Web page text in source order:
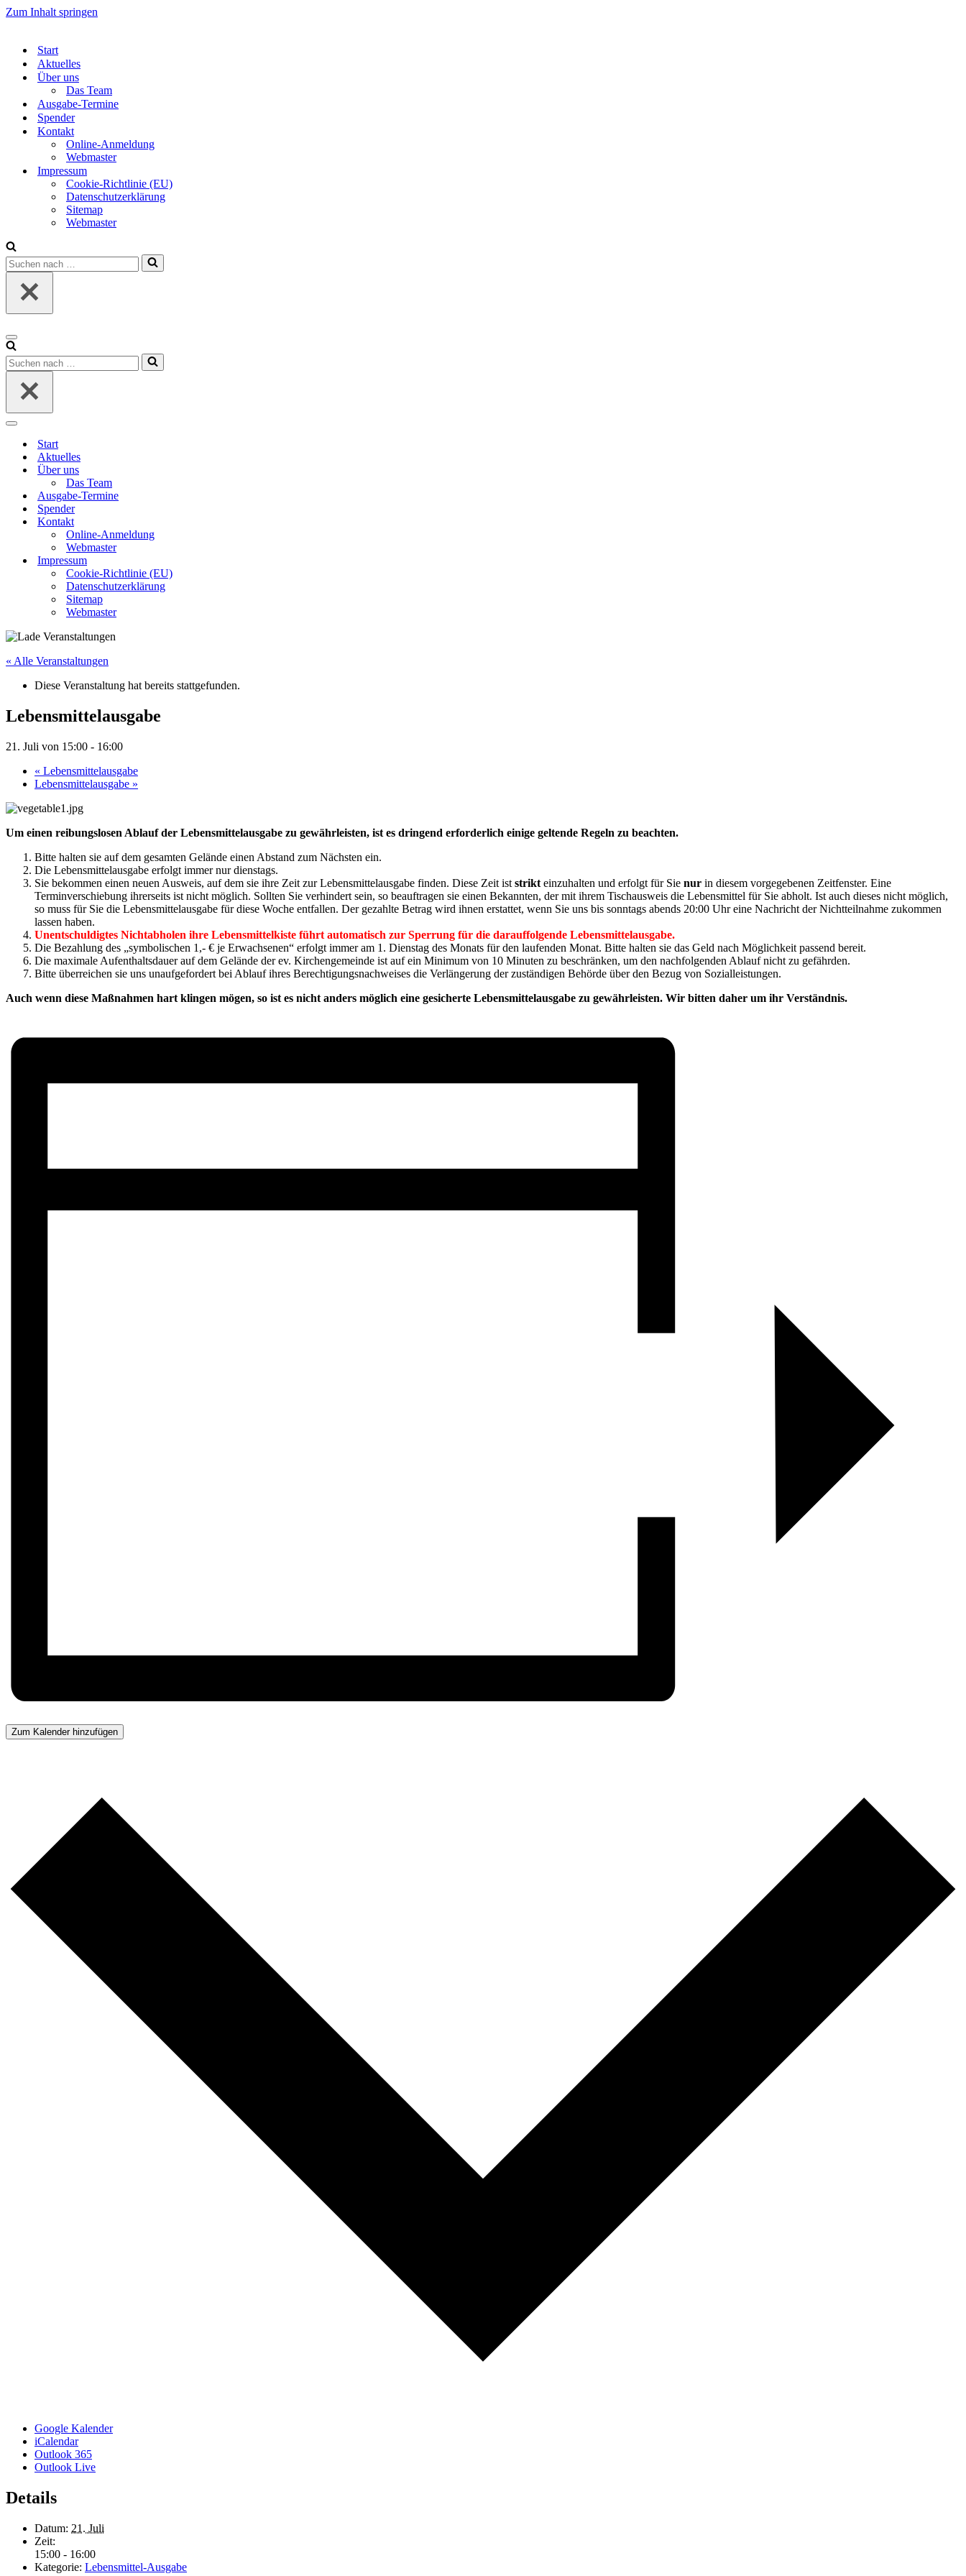
Zum Inhalt springen
Start
Aktuelles
Über uns
Das Team
Ausgabe-Termine
Spender
Kontakt
Online-Anmeldung
Webmaster
Impressum
Cookie-Richtlinie (EU)
Datenschutzerklärung
Sitemap
Webmaster
Suchen
nach …
Navigationsmenü
Suchen
nach …
Navigationsmenü
Start
Aktuelles
Über uns
Das Team
Ausgabe-Termine
Spender
Kontakt
Online-Anmeldung
Webmaster
Impressum
Cookie-Richtlinie (EU)
Datenschutzerklärung
Sitemap
Webmaster
« Alle Veranstaltungen
Diese Veranstaltung hat bereits stattgefunden.
Lebensmittelausgabe
21. Juli von 15:00 - 16:00
« Lebensmittelausgabe
Lebensmittelausgabe »
Um einen reibungslosen Ablauf der Lebensmittelausgabe zu gewährleisten, ist es dringend erforderlich einige geltende Regeln zu beachten.
Bitte halten sie auf dem gesamten Gelände einen Abstand zum Nächsten ein.
Die Lebensmittelausgabe erfolgt immer nur dienstags.
Sie bekommen einen neuen Ausweis, auf dem sie ihre Zeit zur Lebensmittelausgabe finden. Diese Zeit ist strikt einzuhalten und erfolgt für Sie nur in diesem vorgegebenen Zeitfenster. Eine
Terminverschiebung ihrerseits ist nicht möglich. Sollten Sie verhindert sein, so beauftragen sie einen Bekannten, der mit ihrem Tischausweis die Lebensmittel für Sie abholt. Ist auch dieses nicht möglich,
so muss für Sie die Lebensmittelausgabe für diese Woche entfallen. Der gezahlte Betrag wird ihnen erstattet, wenn Sie uns bis sonntags abends 20:00 Uhr eine Nachricht der Nichtteilnahme zukommen
lassen haben.
Unentschuldigtes Nichtabholen ihre Lebensmittelkiste führt automatisch zur Sperrung für die darauffolgende Lebensmittelausgabe.
Die Bezahlung des „symbolischen 1,- € je Erwachsenen“ erfolgt immer am 1. Dienstag des Monats für den laufenden Monat. Bitte halten sie das Geld nach Möglichkeit passend bereit.
Die maximale Aufenthaltsdauer auf dem Gelände der ev. Kirchengemeinde ist auf ein Minimum von 10 Minuten zu beschränken, um den nachfolgenden Ablauf nicht zu gefährden.
Bitte überreichen sie uns unaufgefordert bei Ablauf ihres Berechtigungsnachweises die Verlängerung der zuständigen Behörde über den Bezug von Sozialleistungen.
Auch wenn diese Maßnahmen hart klingen mögen, so ist es nicht anders möglich eine gesicherte Lebensmittelausgabe zu gewährleisten. Wir bitten daher um ihr Verständnis.
Zum Kalender hinzufügen
Google Kalender
iCalendar
Outlook 365
Outlook Live
Details
Datum: 21. Juli
Zeit:
15:00 - 16:00
Kategorie: Lebensmittel-Ausgabe